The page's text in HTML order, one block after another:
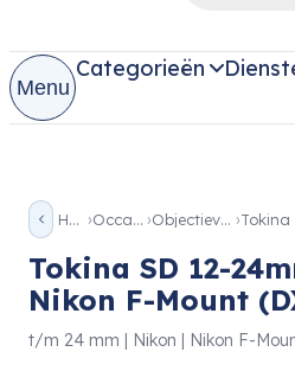
Menu
Categorieën
Home Occassion Objectieven Occ
Tokina SD 12-
Nikon F-Mount
t/m 24 mm | Nikon | Nikon F-